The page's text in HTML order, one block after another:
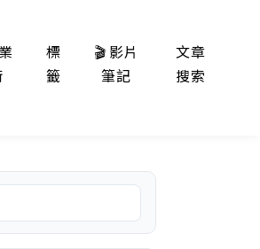
標
籤
🎬 影片
筆記
文章
搜索